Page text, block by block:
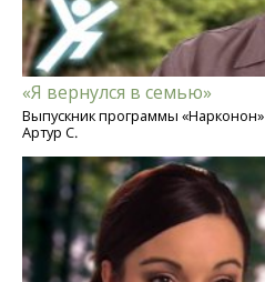
«Я вернулся в семью»
Выпускник программы «Нарконон»
Артур С.